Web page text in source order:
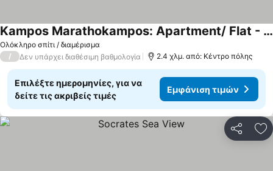
Ολόκληρο σπίτι / διαμέρισμα
Kampos Marathokampos: Apartment/ Flat - Kampos
/ Δεν υπάρχει διαθέσιμη βαθμολογία 2.4 χλμ. από: Κέντρο πόλης
Επιλέξτε ημερομηνίες, για να
δείτε τις ακριβείς τιμές
Εμφάνιση τιμών